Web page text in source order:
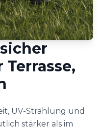
sicher
UV-Strahlung und
stärker als im